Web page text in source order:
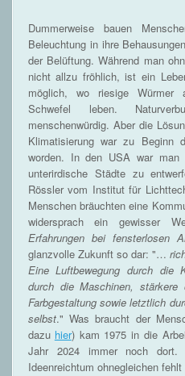
Dummerweise bauen
Beleuchtung in ihre
der Belüftung. Während man
nicht allzu fröhlich, ist ein
möglich, wo riesige Würmer
Schwefel leben.
menschenwürdig. Aber die
Klimatisierung war zu Beginn
worden. In den USA war man
unterirdische Städte zu
Rössler vom Institut für
Menschen bräuchten eine
widersprach ein gewisser
Erfahrungen bei fensterlosen
glanzvolle Zukunft so dar: "…
Eine Luftbewegung durch die
durch die Maschinen,
Farbgestaltung sowie letztlich
selbst." Was braucht der
dazu hier) kam 1975 in die
Jahr 2024 immer noch
Ideenreichtum ohnegleichen